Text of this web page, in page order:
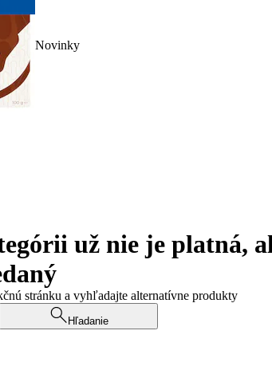
Novinky
už nie je platná,
stránku a vyhľadajte alternatívne produkty
Hľadanie